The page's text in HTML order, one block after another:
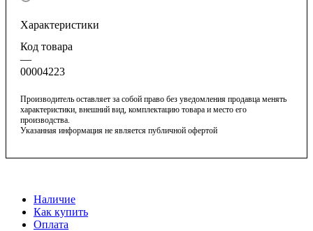
Характеристики
Код товара
—
00004223
Производитель оставляет за собой право без уведомления продавца менять
характеристики, внешний вид, комплектацию товара и место его
производства.
Указанная информация не является публичной офертой
Наличие
Как купить
Оплата